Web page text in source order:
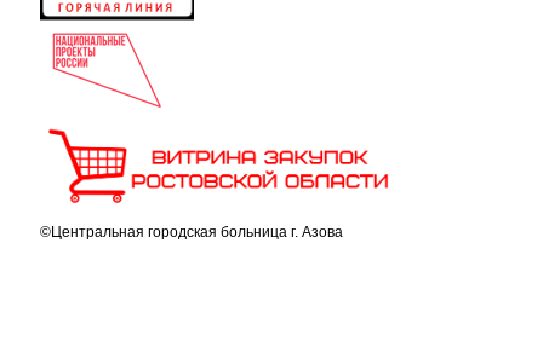
©Центральная городская больница г. Азова